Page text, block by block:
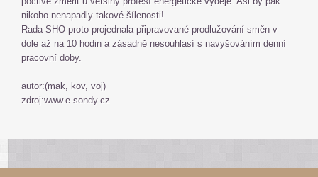
nikoho nenapadly takové šílenosti!
Rada SHO proto projednala připravované prodlužování směn v
dole až na 10 hodin a zásadně nesouhlasí s navyšováním denní
pracovní doby.
autor:(mak, kov, voj)
zdroj:www.e-sondy.cz